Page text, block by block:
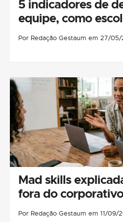
5 indicadores de
equipe, como
Por Redação Gestaum em 27/
Mad skills
fora do corporativo
Por Redação Gestaum em 11/09/